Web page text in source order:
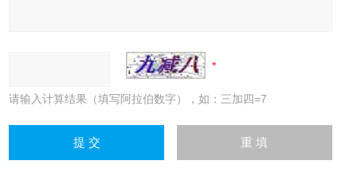
请输入计算结果（填写阿拉伯数字），如：三加四=7